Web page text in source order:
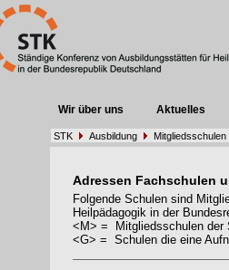
Wir über uns Aktuelles
STK Ausbildung Mitgliedsschulen
Adressen Fachschulen
Folgende Schulen sind
Heilpädagogik in der
<M> = Mitgliedsschulen der
<G> = Schulen die eine